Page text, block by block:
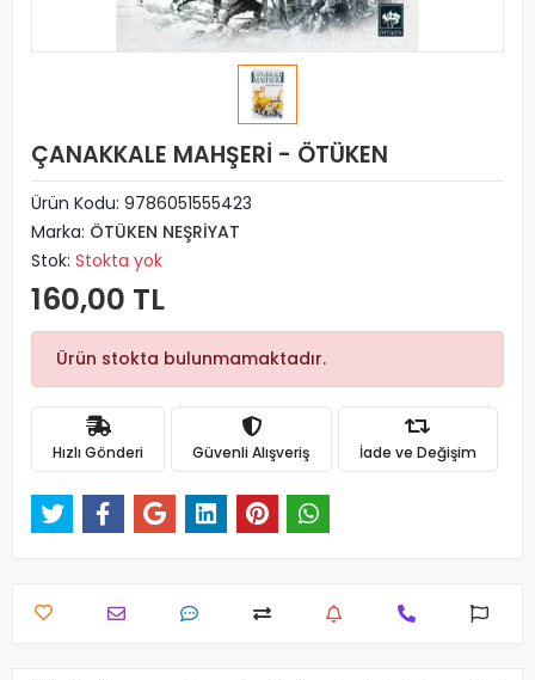
ÇANAKKALE MAHŞERİ - ÖTÜKEN
Ürün Kodu: 9786051555423
Marka: ÖTÜKEN NEŞRİYAT
Stok: Stokta yok
160,00 TL
Ürün stokta bulunmamaktadır.
Hızlı Gönderi Güvenli Alışveriş İade ve Değişim